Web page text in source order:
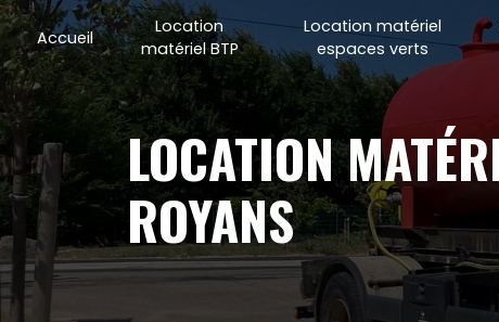
Accueil
Location
matériel BTP
Location matériel
espaces verts
LOCATION MATÉRIEL DÉNEIGEMENT SAINT-ANDRÉ-EN-
ROYANS
Panneau de gestion des cookies